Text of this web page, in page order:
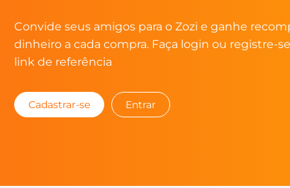
Convide seus amigos para o Zozi e ganhe
dinheiro a cada compra. Faça login ou registre-
link de referência
Cadastrar-se Entrar